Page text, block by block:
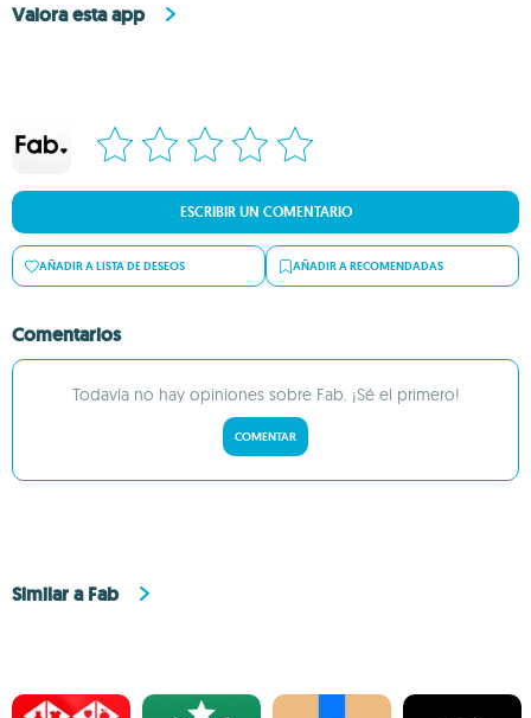
Valora esta app
ESCRIBIR UN COMENTARIO
AÑADIR A LISTA DE DESEOS AÑADIR A RECOMENDADAS
Comentarios
Todavía no hay opiniones sobre Fab. ¡Sé el primero!
COMENTAR
Similar a Fab